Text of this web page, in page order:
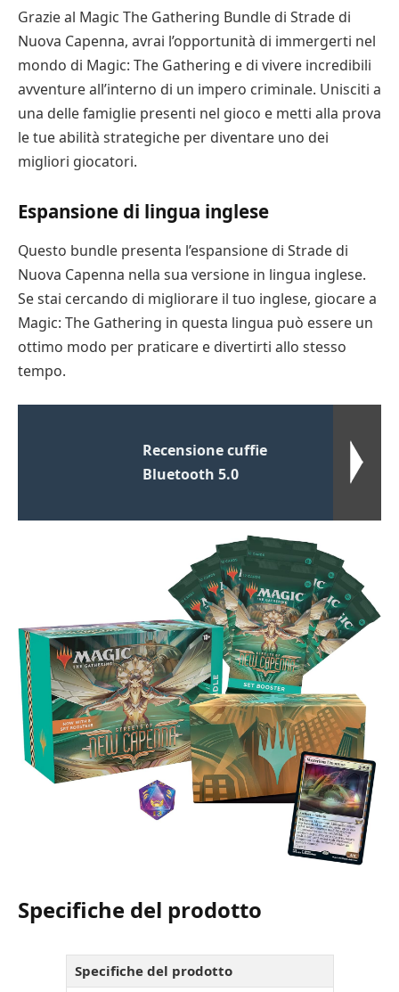
Grazie al Magic The Gathering Bundle di Strade di
Nuova Capenna, avrai l’opportunità di immergerti nel
mondo di Magic: The Gathering e di vivere incredibili
avventure all’interno di un impero criminale. Unisciti a
una delle famiglie presenti nel gioco e metti alla prova
le tue abilità strategiche per diventare uno dei
migliori giocatori.
Espansione di lingua inglese
Questo bundle presenta l’espansione di Strade di
Nuova Capenna nella sua versione in lingua inglese.
Se stai cercando di migliorare il tuo inglese, giocare a
Magic: The Gathering in questa lingua può essere un
ottimo modo per praticare e divertirti allo stesso
tempo.
Recensione cuffie
Bluetooth 5.0
Specifiche del prodotto
Specifiche del prodotto